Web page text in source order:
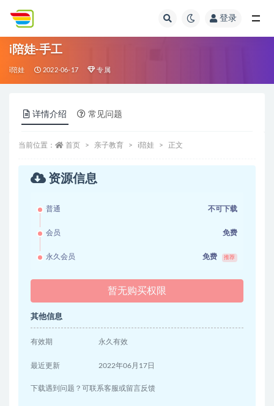
登录
i陪娃-手工
i陪娃 2022-06-17 专属
详情介绍 常见问题
当前位置： 首页 亲子教育 i陪娃 正文
资源信息
普通 不可下载
会员 免费
永久会员 免费 推荐
暂无购买权限
其他信息
有效期 永久有效
最近更新 2022年06月17日
下载遇到问题？可联系客服或留言反馈